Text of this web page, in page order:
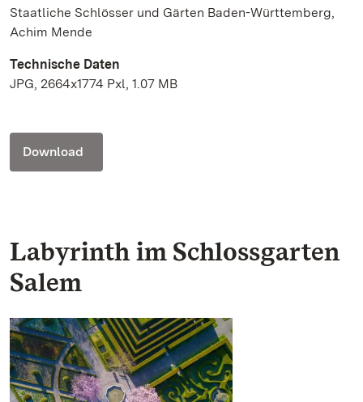
Staatliche Schlösser und Gärten Baden-Württemberg,
Achim Mende
Technische Daten
JPG, 2664x1774 Pxl, 1.07 MB
Download
Labyrinth im Schlossgarten
Salem